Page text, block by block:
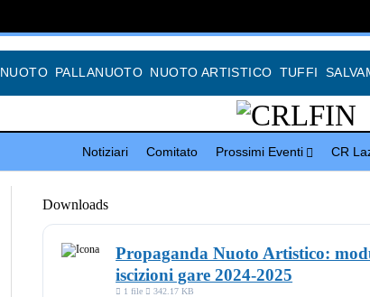
NUOTO PALLANUOTO NUOTO ARTISTICO TUFFI
Notiziari Comitato Prossimi Eventi CR
Downloads
Propaganda Nuoto Artistico:
iscizioni gare 2024-2025
1 file 342.17 KB